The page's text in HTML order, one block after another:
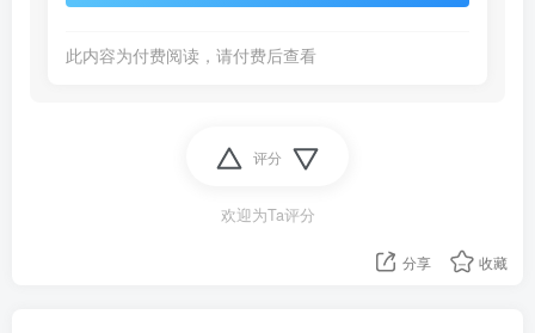
此内容为付费阅读，请付费后查看
评分
欢迎为Ta评分
分享 收藏